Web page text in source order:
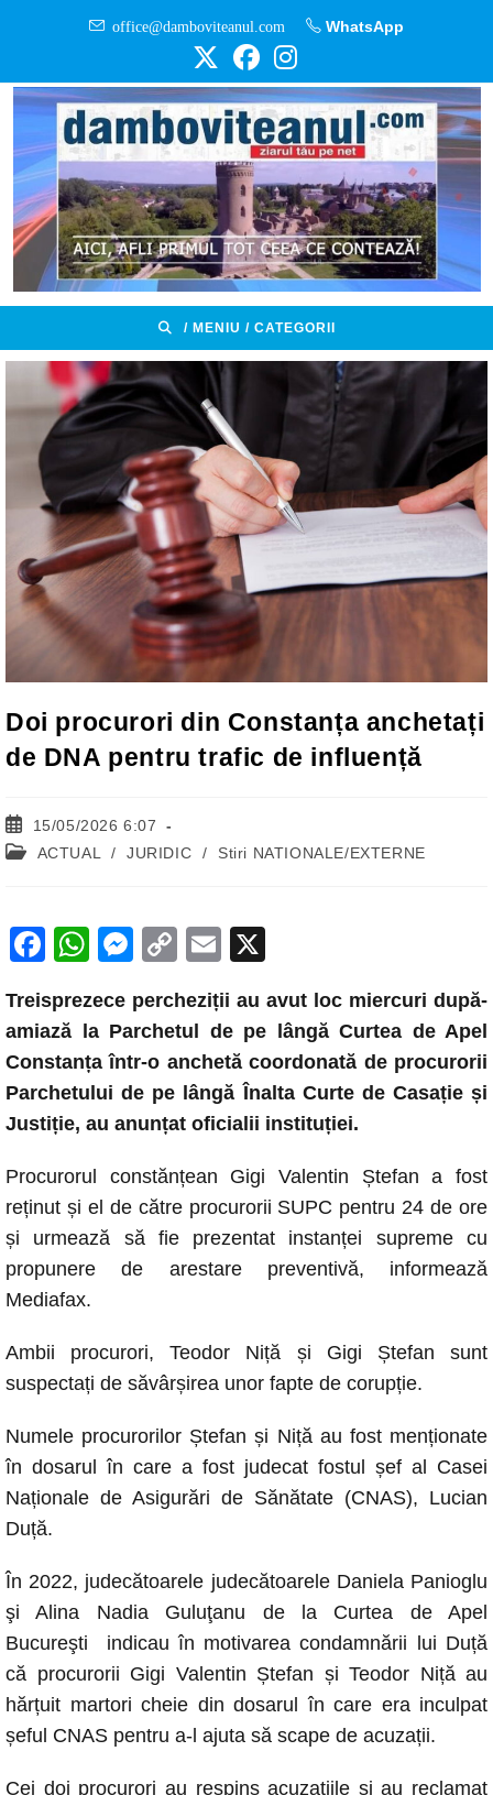
office@damboviteanul.com WhatsApp
/ MENIU / CATEGORII
Doi procurori din Constanța anchetați
de DNA pentru trafic de influență
Post
published:
15/05/2026 6:07
Post ACTUAL / JURIDIC / Stiri NATIONALE/EXTERNE
F
c
e
b
o
k
W
at
s
A
p
M
ss
e
n
g
C
p
y
Li
n
E
ail
Treisprezece percheziții au avut loc miercuri după-
amiază la Parchetul de pe lângă Curtea de Apel
Constanța într-o anchetă coordonată de procurorii
Parchetului de pe lângă Înalta Curte de Casație și
Justiție, au anunțat oficialii instituției.
Procurorul constănțean Gigi Valentin Ștefan a fost
reținut și el de către procurorii SUPC pentru 24 de ore
și urmează să fie prezentat instanței supreme cu
propunere de arestare preventivă, informează
Mediafax.
Ambii procurori, Teodor Niță și Gigi Ștefan sunt
suspectați de săvârșirea unor fapte de corupție.
Numele procurorilor Ștefan și Niță au fost menționate
în dosarul în care a fost judecat fostul șef al Casei
Naționale de Asigurări de Sănătate (CNAS), Lucian
Duță.
În 2022, judecătoarele judecătoarele Daniela Panioglu
şi Alina Nadia Guluţanu de la Curtea de Apel
Bucureşti indicau în motivarea condamnării lui Duță
că procurorii Gigi Valentin Ștefan și Teodor Niță au
hărțuit martori cheie din dosarul în care era inculpat
șeful CNAS pentru a-l ajuta să scape de acuzații.
Cei doi procurori au respins acuzațiile și au reclamat